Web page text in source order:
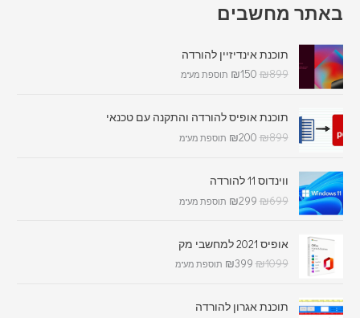
באתר מחשבים
תוכנת אינדיזיין להורדה
₪899
₪150 תוספת מע"מ
תוכנת אופיס להורדה והתקנה עם טכנאי
₪899
₪200 תוספת מע"מ
ווינדוס 11 להורדה
₪699
₪299 תוספת מע"מ
אופיס 2021 למחשבי מק
₪1099
₪399 תוספת מע"מ
תוכנת אגרון להורדה